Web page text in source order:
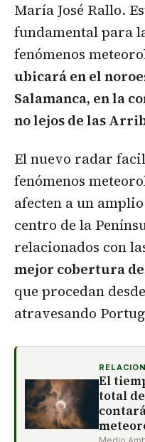
María José Rallo.
fundamental para
fenómenos
ubicará en el
Salamanca, en la
no lejos de las
El nuevo radar
fenómenos
afecten a un
centro de la
relacionados con
mejor cobertura
que procedan
atravesando
El
total